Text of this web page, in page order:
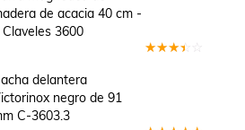
de acacia 40 cm -
Claveles 3600
delantera
negro de 91
C-3603.3